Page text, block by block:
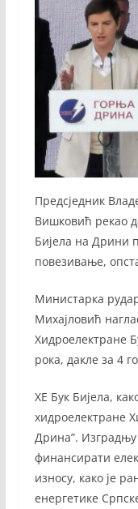
Предсједник
Вишковић рекао
Бијела на Дрини
повезивање,
Министарка
Михајловић
Хидроелектране
рока, дакле за 4
ХЕ Бук Бијела,
хидроелектране
Дрина”. Изградњу
финансирати
износу, како је
енергетике